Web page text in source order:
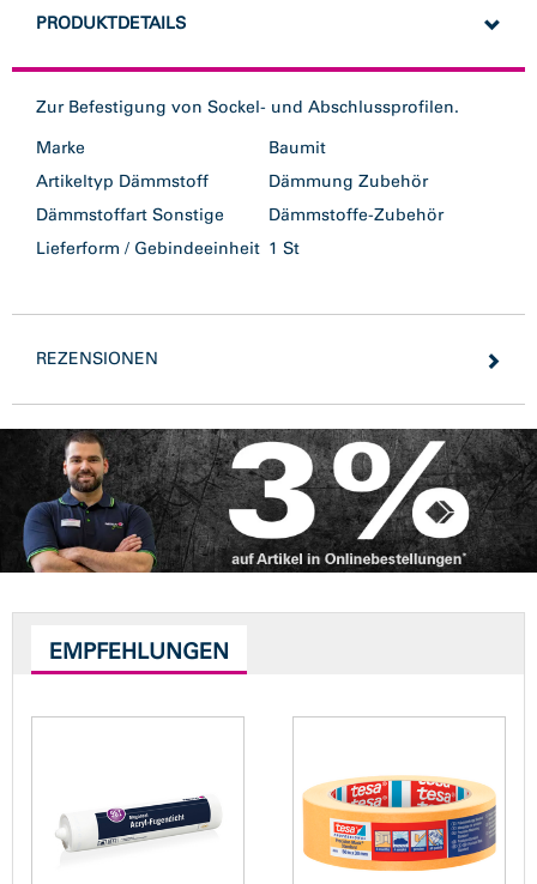
PRODUKTDETAILS
Zur Befestigung von Sockel- und Abschlussprofilen.
Marke
Baumit
Artikeltyp Dämmstoff
Dämmung Zubehör
Dämmstoffart Sonstige
Dämmstoffe-Zubehör
Lieferform / Gebindeeinheit 1 St
REZENSIONEN
EMPFEHLUNGEN